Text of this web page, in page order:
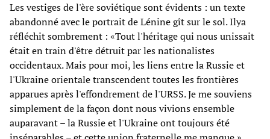
Les vestiges de l'ère soviétique sont évidents : un texte
abandonné avec le portrait de Lénine gît sur le sol. Ilya
réfléchit sombrement : «Tout l'héritage qui nous unissait
était en train d'être détruit par les nationalistes
occidentaux. Mais pour moi, les liens entre la Russie et
l'Ukraine orientale transcendent toutes les frontières
apparues après l'effondrement de l'URSS. Je me souviens
simplement de la façon dont nous vivions ensemble
auparavant – la Russie et l'Ukraine ont toujours été